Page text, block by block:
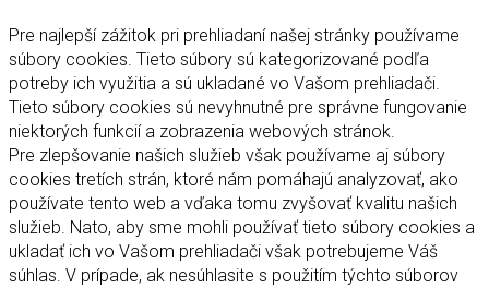
Pre najlepší zážitok pri prehliadaní našej stránky používame
súbory cookies. Tieto súbory sú kategorizované podľa
potreby ich využitia a sú ukladané vo Vašom prehliadači.
Tieto súbory cookies sú nevyhnutné pre správne fungovanie
niektorých funkcií a zobrazenia webových stránok.
Pre zlepšovanie našich služieb však používame aj súbory
cookies tretích strán, ktoré nám pomáhajú analyzovať, ako
používate tento web a vďaka tomu zvyšovať kvalitu našich
služieb. Nato, aby sme mohli používať tieto súbory cookies a
ukladať ich vo Vašom prehliadači však potrebujeme Váš
súhlas. V prípade, ak nesúhlasite s použitím týchto súborov